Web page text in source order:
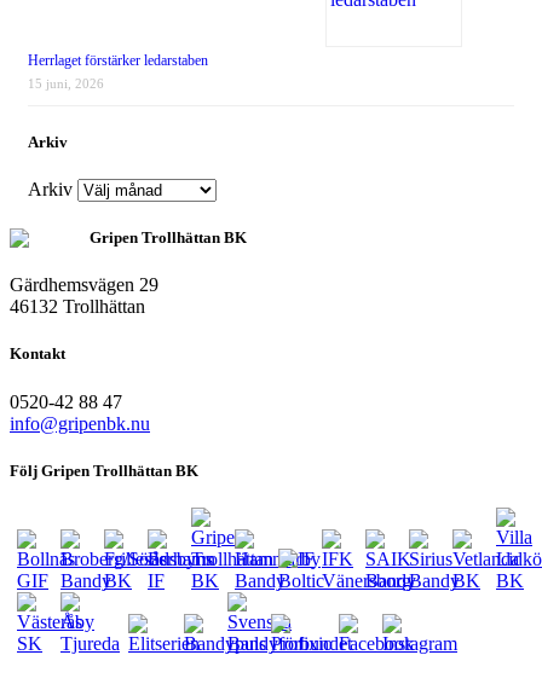
Herrlaget förstärker ledarstaben
15 juni, 2026
Arkiv
Arkiv
Gripen Trollhättan BK
Gärdhemsvägen 29
46132 Trollhättan
Kontakt
0520-42 88 47
info@gripenbk.nu
Följ Gripen Trollhättan BK